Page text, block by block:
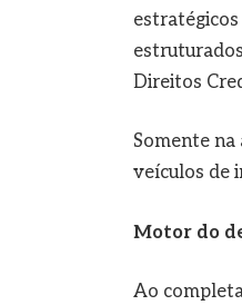
Direitos
Somente
veículos de
Motor do
Ao